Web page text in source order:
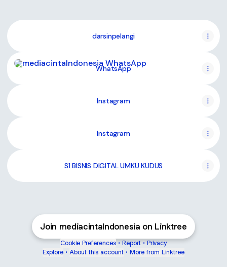
darsinpelangi
WhatsApp
WhatsApp
Instagram
Instagram
S1 BISNIS DIGITAL UMKU KUDUS
Join mediacintaIndonesia on Linktree
Cookie Preferences • Report • Privacy
Explore • About this account • More from Linktree